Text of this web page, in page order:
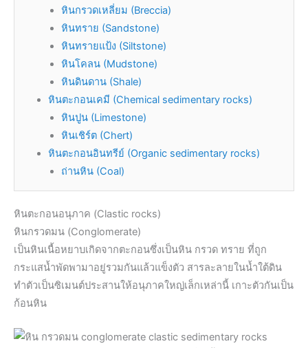
หินกรวดเหลี่ยม (Breccia)
หินทราย (Sandstone)
หินทรายแป้ง (Siltstone)
หินโคลน (Mudstone)
หินดินดาน (Shale)
หินตะกอนเคมี (Chemical sedimentary rocks)
หินปูน (Limestone)
หินเชิร์ต (Chert)
หินตะกอนอินทรีย์ (Organic sedimentary rocks)
ถ่านหิน (Coal)
หินตะกอนอนุภาค (Clastic rocks)
หินกรวดมน (Conglomerate)
เป็นหินเนื้อหยาบเกิดจากตะกอนซึ่งเป็นหิน กรวด ทราย ที่ถูก
กระแสน้ำพัดพามาอยู่รวมกันแล้วแข็งตัว สารละลายในน้ำใต้ดิน
ทำตัวเป็นซิเมนต์ประสานให้อนุภาคใหญ่เล็กเหล่านี้ เกาะตัวกันเป็น
ก้อนหิน